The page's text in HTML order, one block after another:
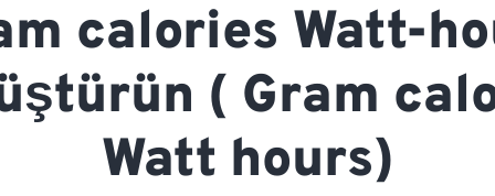
calories Watt-
( Gram
Watt hours)